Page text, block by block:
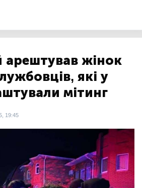
арештував жінок
які у
мітинг
19:45